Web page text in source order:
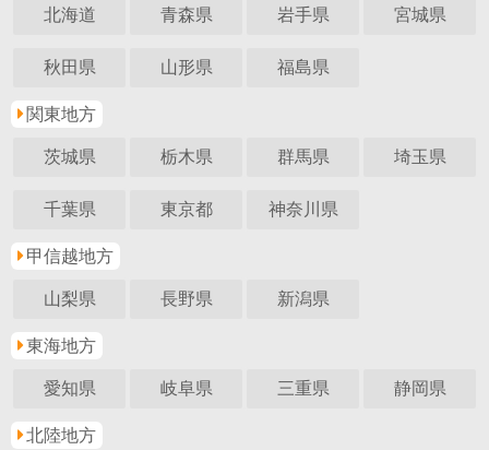
北海道 青森県 岩手県 宮城県
秋田県 山形県 福島県
関東地方
茨城県 栃木県 群馬県 埼玉県
千葉県 東京都 神奈川県
甲信越地方
山梨県 長野県 新潟県
東海地方
愛知県 岐阜県 三重県 静岡県
北陸地方